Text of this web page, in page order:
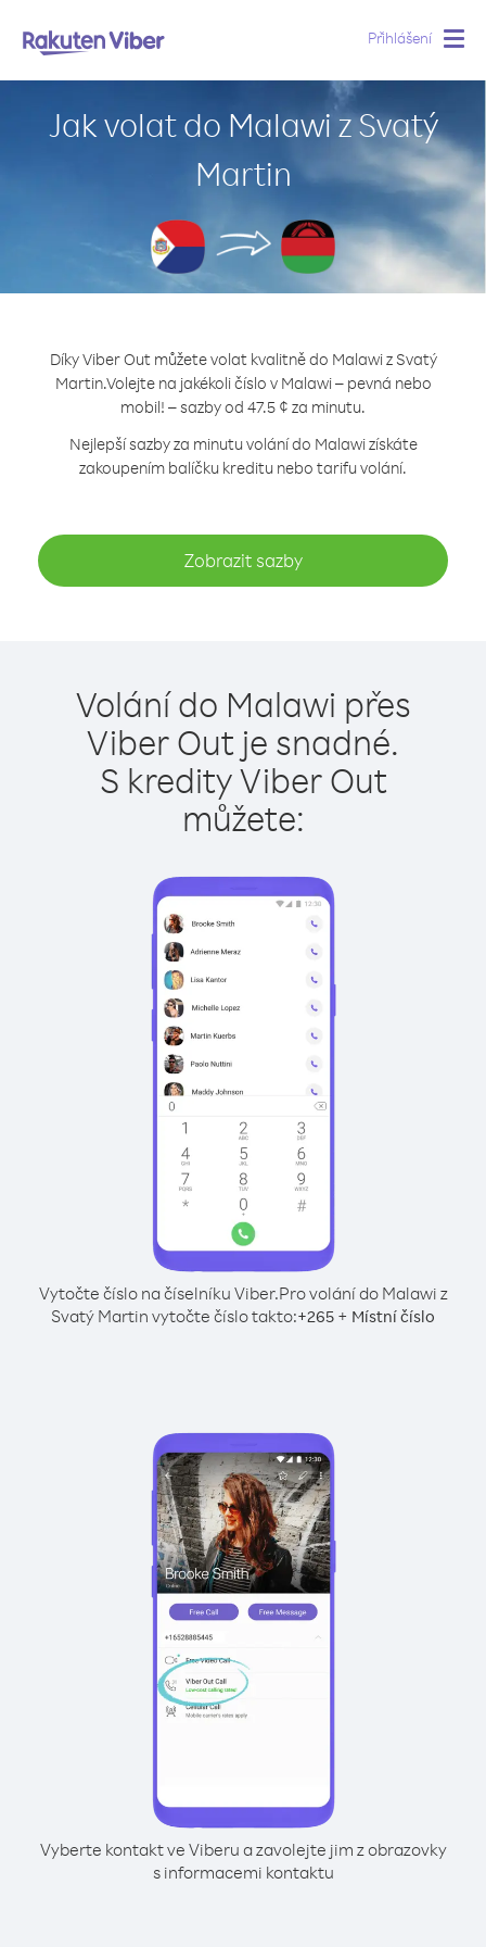
Přihlášení
Jak volat do Malawi z Svatý
Martin
Díky Viber Out můžete volat kvalitně do Malawi z Svatý
Martin.Volejte na jakékoli číslo v Malawi – pevná nebo
mobil! – sazby od 47.5 ¢ za minutu.
Nejlepší sazby za minutu volání do Malawi získáte
zakoupením balíčku kreditu nebo tarifu volání.
Zobrazit sazby
Volání do Malawi přes
Viber Out je snadné.
S kredity Viber Out
můžete:
Vytočte číslo na číselníku Viber.Pro volání do Malawi z
Svatý Martin vytočte číslo takto:+265 + Místní číslo
Vyberte kontakt ve Viberu a zavolejte jim z obrazovky
s informacemi kontaktu